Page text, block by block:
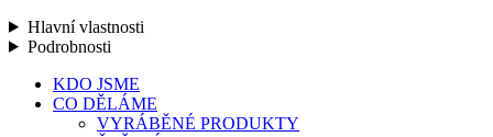
Hlavní vlastnosti
Podrobnosti
Zavřít
nabídku
KDO JSME
CO DĚLÁME
VYRÁBĚNÉ PRODUKTY